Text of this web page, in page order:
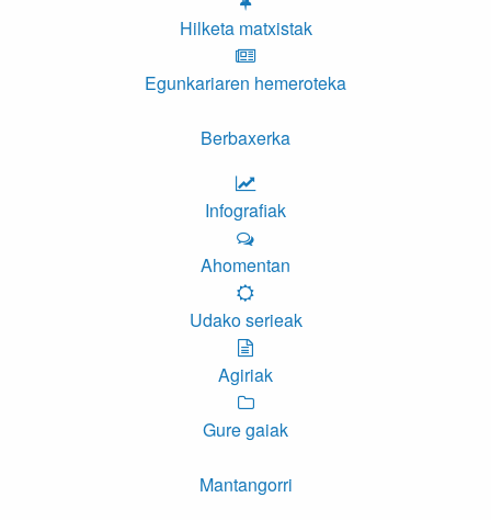
Hilketa matxistak
Egunkariaren hemeroteka
Berbaxerka
Infografiak
Ahomentan
Udako serieak
Agiriak
Gure gaiak
Mantangorri